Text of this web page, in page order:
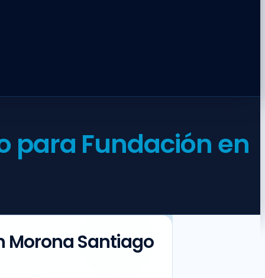
para Fundación en
Morona Santiago